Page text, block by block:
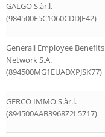
GALGO S.àr.l.
(984500E5C1060CDDJF42)
Generali Employee Benefits
Network S.A.
(894500MG1EUADXPJSK77)
GERCO IMMO S.àr.l.
(894500AAB3968Z2L5717)